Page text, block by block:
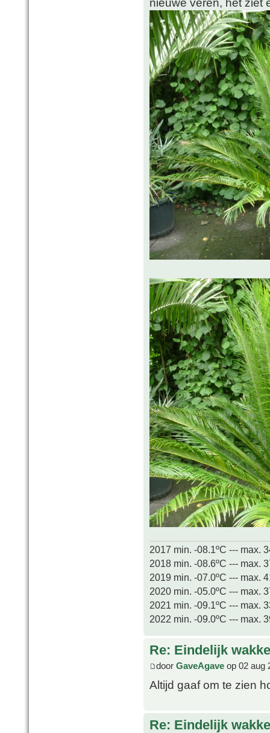
nieuwe veren, het ziet
2017 min. -08.1ºC --- max.
2018 min. -08.6ºC --- max.
2019 min. -07.0ºC --- max.
2020 min. -05.0ºC --- max.
2021 min. -09.1ºC --- max.
2022 min. -09.0ºC --- max.
Re: Eindelijk
door GaveAgave op 02 aug
Altijd gaaf om te zien
Re: Eindelijk